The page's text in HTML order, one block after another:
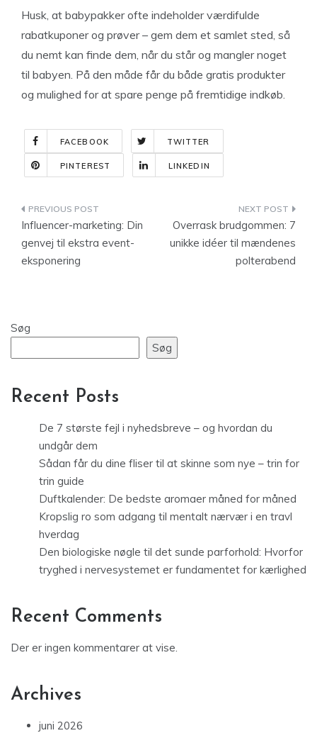
Husk, at babypakker ofte indeholder værdifulde
rabatkuponer og prøver – gem dem et samlet sted, så
du nemt kan finde dem, når du står og mangler noget
til babyen. På den måde får du både gratis produkter
og mulighed for at spare penge på fremtidige indkøb.
FACEBOOK TWITTER
PINTEREST LINKEDIN
Indlægsnavigation
Influencer-marketing: Din
genvej til ekstra event-
eksponering
Overrask brudgommen: 7
unikke idéer til mændenes
polterabend
Søg
Søg
Recent Posts
De 7 største fejl i nyhedsbreve – og hvordan du
undgår dem
Sådan får du dine fliser til at skinne som nye – trin for
trin guide
Duftkalender: De bedste aromaer måned for måned
Kropslig ro som adgang til mentalt nærvær i en travl
hverdag
Den biologiske nøgle til det sunde parforhold: Hvorfor
tryghed i nervesystemet er fundamentet for kærlighed
Recent Comments
Der er ingen kommentarer at vise.
Archives
juni 2026